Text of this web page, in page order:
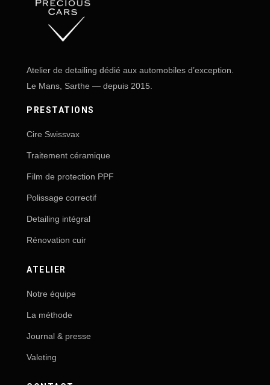
Atelier de detailing dédié aux automobiles d’exception.
Le Mans, Sarthe — depuis 2015.
PRESTATIONS
Cire Swissvax
Traitement céramique
Film de protection PPF
Polissage correctif
Detailing intégral
Rénovation cuir
ATELIER
Notre équipe
La méthode
Journal & presse
Valeting